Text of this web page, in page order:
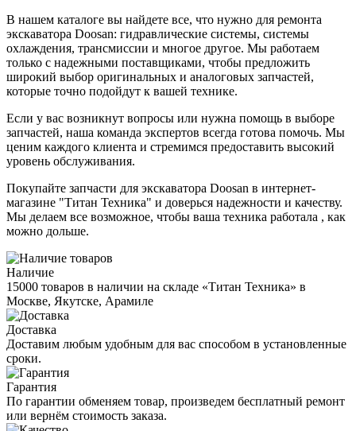
В нашем каталоге вы найдете все, что нужно для ремонта
экскаватора Doosan: гидравлические системы, системы
охлаждения, трансмиссии и многое другое. Мы работаем
только с надежными поставщиками, чтобы предложить
широкий выбор оригинальных и аналоговых запчастей,
которые точно подойдут к вашей технике.
Если у вас возникнут вопросы или нужна помощь в выборе
запчастей, наша команда экспертов всегда готова помочь. Мы
ценим каждого клиента и стремимся предоставить высокий
уровень обслуживания.
Покупайте запчасти для экскаватора Doosan в интернет-
магазине "Титан Техника" и доверься надежности и качеству.
Мы делаем все возможное, чтобы ваша техника работала , как
можно дольше.
Наличие
15000 товаров в наличии на складе «Титан Техника» в
Москве, Якутске, Арамиле
Доставка
Доставим любым удобным для вас способом в установленные
сроки.
Гарантия
По гарантии обменяем товар, произведем бесплатный ремонт
или вернём стоимость заказа.